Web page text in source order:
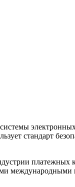
стандарт
платежных